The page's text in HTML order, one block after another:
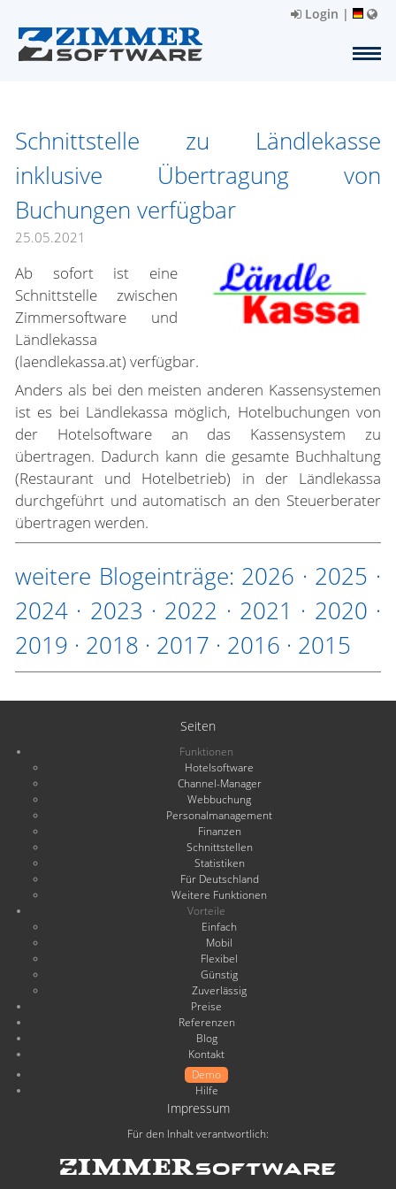
Login |
Schnittstelle zu Ländlekasse
inklusive Übertragung von
Buchungen verfügbar
25.05.2021
Ab sofort ist eine
Schnittstelle zwischen
Zimmersoftware und
Ländlekassa
(laendlekassa.at) verfügbar.
Anders als bei den meisten anderen Kassensystemen
ist es bei Ländlekassa möglich, Hotelbuchungen von
der Hotelsoftware an das Kassensystem zu
übertragen. Dadurch kann die gesamte Buchhaltung
(Restaurant und Hotelbetrieb) in der Ländlekassa
durchgeführt und automatisch an den Steuerberater
übertragen werden.
weitere Blogeinträge: 2026 · 2025 ·
2024 · 2023 · 2022 · 2021 · 2020 ·
2019 · 2018 · 2017 · 2016 · 2015
Seiten
Funktionen
Hotelsoftware
Channel-Manager
Webbuchung
Personalmanagement
Finanzen
Schnittstellen
Statistiken
Für Deutschland
Weitere Funktionen
Vorteile
Einfach
Mobil
Flexibel
Günstig
Zuverlässig
Preise
Referenzen
Blog
Kontakt
Demo
Hilfe
Impressum
Für den Inhalt verantwortlich: